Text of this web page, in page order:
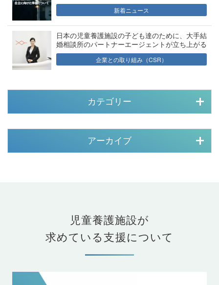
新着ニュース
日本の児童養護施設の子ども達のために、大手結
婚相談所のパートナーエージェントが立ち上がる
企業との取り組み（CSR）
カテゴリー
アーカイブ
児童養護施設が
求めている支援について